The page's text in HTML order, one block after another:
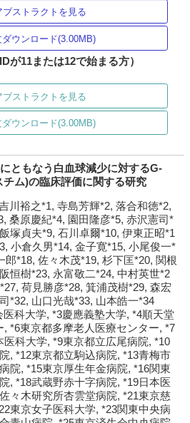
ブストラクトを見る
ダウンロード(3.00MB)
が11または12で始まる方）
ブストラクトを見る
ダウンロード(3.00MB)
ともなう白血球減少に対するG-
ム)の臨床評価に関する研究
川裕之*1, 寺島芳輝*2, 落合和徳*2,
桑原慶紀*4, 園田隆彦*5, 赤沢憲司*
塚貞夫*9, 石川卓爾*10, 伊東正昭*1
小倉久男*14, 金子寛*15, 小尾俊一*
郎*18, 佐々木茂*19, 杉下匡*20, 関根
恒樹*23, 永富敬二*24, 中村英世*2
荷見勝彦*28, 箕浦茂樹*29, 森宏
*32, 山口光哉*33, 山本皓一*34
科大学, *3慶應義塾大学, *4順天堂
*6東京都多摩老人医療センター, *7
科大学, *9東京都立広尾病院, *10
, *12東京都立駒込病院, *13青梅市
院, *15東京厚生年金病院, *16関東
, *18武蔵野赤十字病院, *19日本医
々木研究所杏雲堂病院, *21東京慈
東京女子医科大学, *23関東中央病